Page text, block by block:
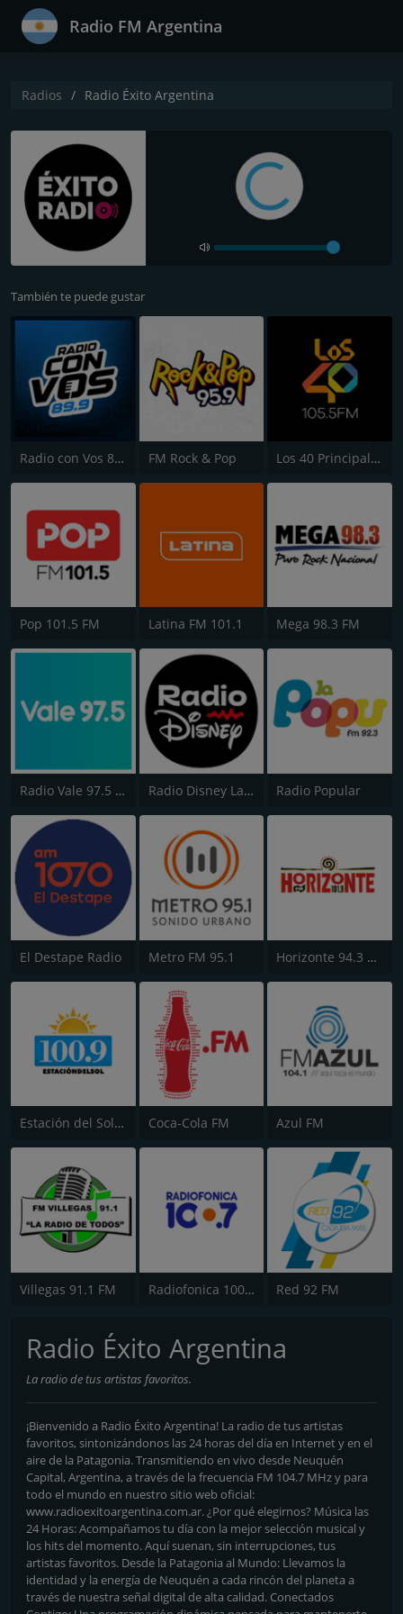
Radio FM Argentina
Radios Radio Éxito Argentina
También te puede gustar
Radio con Vos 89.9 FM FM Rock & Pop Los 40 Principales
Pop 101.5 FM Latina FM 101.1 Mega 98.3 FM
Radio Vale 97.5 FM Radio Disney Latinoamérica Radio Popular
El Destape Radio Metro FM 95.1 Horizonte 94.3 FM
Estación del Sol 100.9 FM Coca-Cola FM Azul FM
Villegas 91.1 FM Radiofonica 100.7 FM Red 92 FM
Radio Éxito Argentina
La radio de tus artistas favoritos.
¡Bienvenido a Radio Éxito Argentina! La radio de tus artistas
favoritos, sintonizándonos las 24 horas del día en Internet y en el
aire de la Patagonia. Transmitiendo en vivo desde Neuquén
Capital, Argentina, a través de la frecuencia FM 104.7 MHz y para
todo el mundo en nuestro sitio web oficial:
www.radioexitoargentina.com.ar. ¿Por qué elegirnos? Música las
24 Horas: Acompañamos tu día con la mejor selección musical y
los hits del momento. Aquí suenan, sin interrupciones, tus
artistas favoritos. Desde la Patagonia al Mundo: Llevamos la
identidad y la energía de Neuquén a cada rincón del planeta a
través de nuestra señal digital de alta calidad. Conectados